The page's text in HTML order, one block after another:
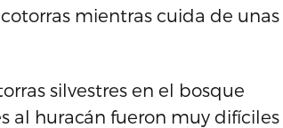
mientras cuida de unas
silvestres en el bosque
al huracán fueron muy difíciles